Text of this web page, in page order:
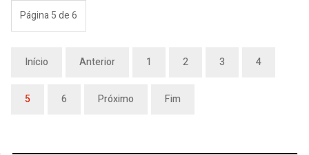
Página 5 de 6
Início Anterior 1 2 3 4
5 6 Próximo Fim